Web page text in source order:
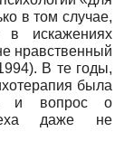
в том случае,
в искажениях
нравственный
В те годы,
была
и вопрос о
даже не